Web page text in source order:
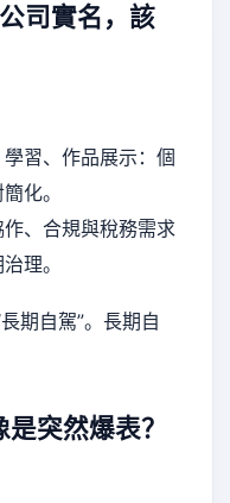
司實名，該
習、作品展示：個
化。
、合規與稅務需求
理。
期自駕”。長期自
突然爆表？